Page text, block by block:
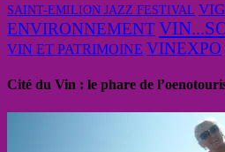
SAINT-EMILION JAZZ FESTIVAL
ENVIRONNEMENT
VIN ET PATRIMOINE VINEXPO
Cité du Vin : le phare de